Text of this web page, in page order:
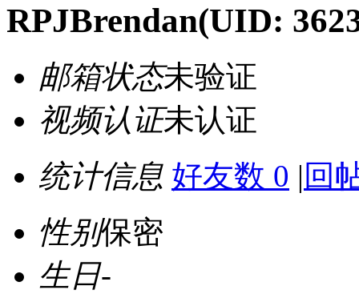
RPJBrendan(UID:
邮箱状态未验证
视频认证未认证
统计信息 好友数 0 | 回
性别保密
生日-